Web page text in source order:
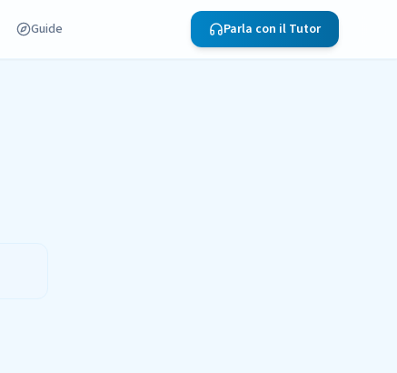
Guide Parla con il Tutor